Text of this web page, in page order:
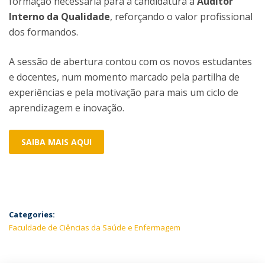
Interno da Qualidade, reforçando o valor profissional
dos formandos.
A sessão de abertura contou com os novos estudantes
e docentes, num momento marcado pela partilha de
experiências e pela motivação para mais um ciclo de
aprendizagem e inovação.
SAIBA MAIS AQUI
Categories:
Faculdade de Ciências da Saúde e Enfermagem